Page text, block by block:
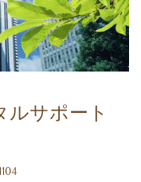
ルサポート